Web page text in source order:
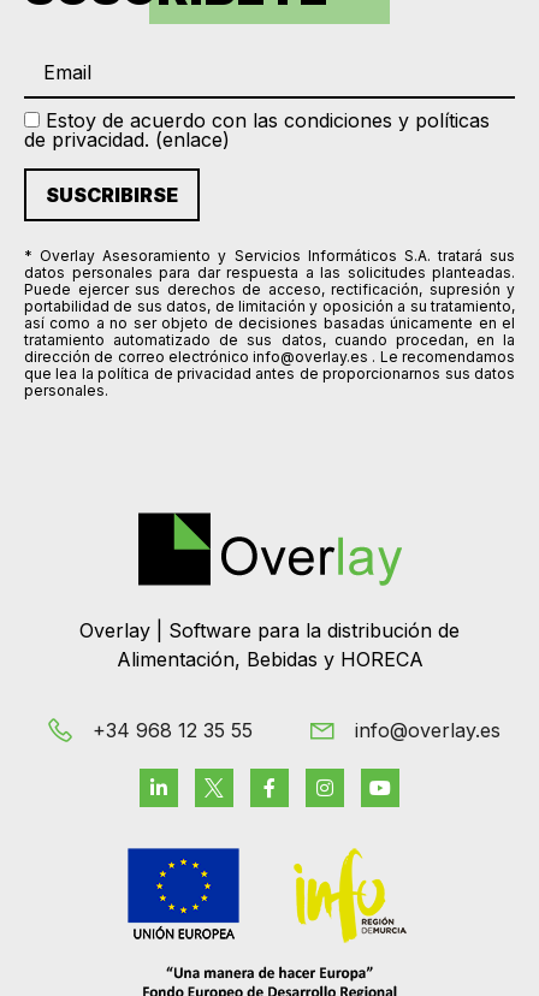
Estoy de acuerdo con las condiciones y políticas
de privacidad. (enlace)
* Overlay Asesoramiento y Servicios Informáticos S.A. tratará sus
datos personales para dar respuesta a las solicitudes planteadas.
Puede ejercer sus derechos de acceso, rectificación, supresión y
portabilidad de sus datos, de limitación y oposición a su tratamiento,
así como a no ser objeto de decisiones basadas únicamente en el
tratamiento automatizado de sus datos, cuando procedan, en la
dirección de correo electrónico info@overlay.es . Le recomendamos
que lea la política de privacidad antes de proporcionarnos sus datos
personales.
Overlay | Software para la distribución de
Alimentación, Bebidas y HORECA
+34 968 12 35 55 info@overlay.es